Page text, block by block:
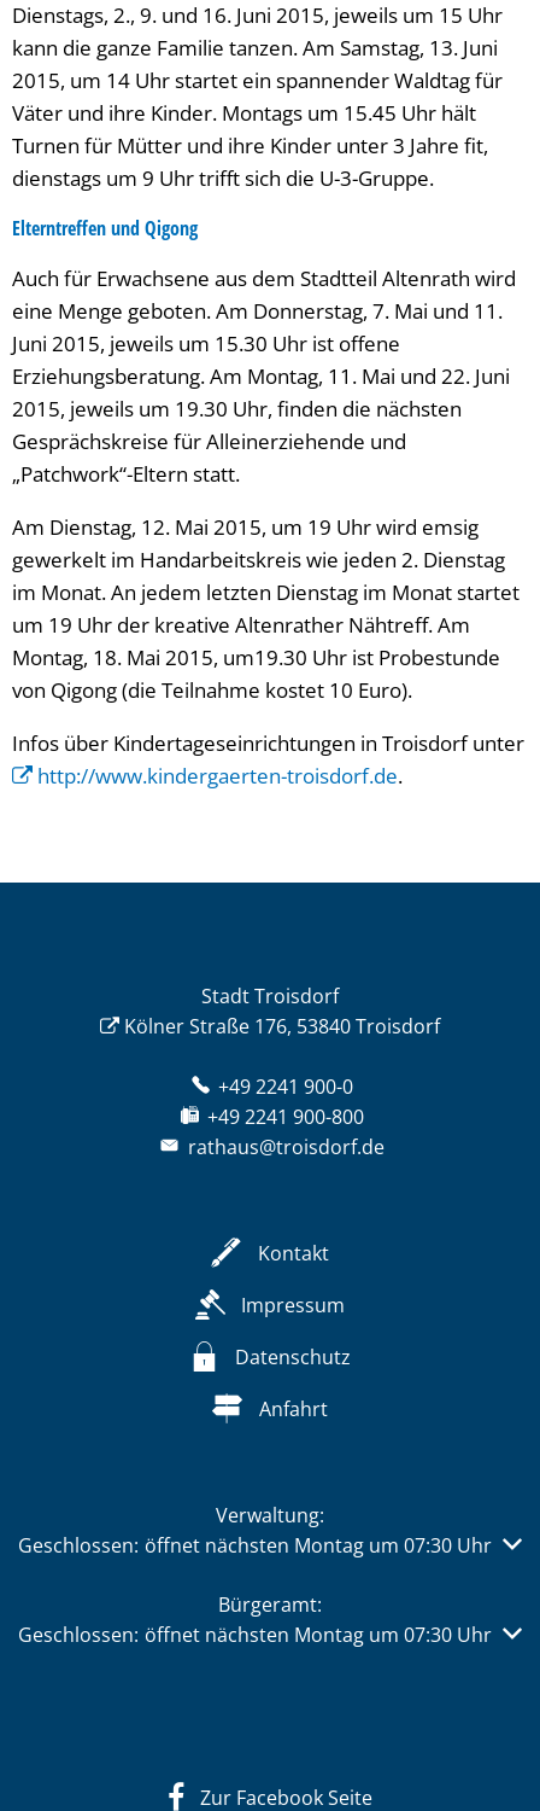
Dienstags, 2., 9. und 16. Juni 2015, jeweils um 15 Uhr
kann die ganze Familie tanzen. Am Samstag, 13. Juni
2015, um 14 Uhr startet ein spannender Waldtag für
Väter und ihre Kinder. Montags um 15.45 Uhr hält
Turnen für Mütter und ihre Kinder unter 3 Jahre fit,
dienstags um 9 Uhr trifft sich die U-3-Gruppe.
Elterntreffen und Qigong
Auch für Erwachsene aus dem Stadtteil Altenrath wird
eine Menge geboten. Am Donnerstag, 7. Mai und 11.
Juni 2015, jeweils um 15.30 Uhr ist offene
Erziehungsberatung. Am Montag, 11. Mai und 22. Juni
2015, jeweils um 19.30 Uhr, finden die nächsten
Gesprächskreise für Alleinerziehende und
„Patchwork“-Eltern statt.
Am Dienstag, 12. Mai 2015, um 19 Uhr wird emsig
gewerkelt im Handarbeitskreis wie jeden 2. Dienstag
im Monat. An jedem letzten Dienstag im Monat startet
um 19 Uhr der kreative Altenrather Nähtreff. Am
Montag, 18. Mai 2015, um19.30 Uhr ist Probestunde
von Qigong (die Teilnahme kostet 10 Euro).
Infos über Kindertageseinrichtungen in Troisdorf unter
http://www.kindergaerten-troisdorf.de.
Stadt Troisdorf
Kölner Straße 176, 53840 Troisdorf
+49 2241 900-0
+49 2241 900-800
rathaus@troisdorf.de
Kontakt
Impressum
Datenschutz
Anfahrt
Verwaltung:
Klicken, um weitere Öffnungs- oder Schließzeiten
Geschlossen: öffnet nächsten Montag um 07:30 Uhr
Bürgeramt:
Klicken, um weitere Öffnungs- oder Schließzeiten
Geschlossen: öffnet nächsten Montag um 07:30 Uhr
Zur Facebook Seite